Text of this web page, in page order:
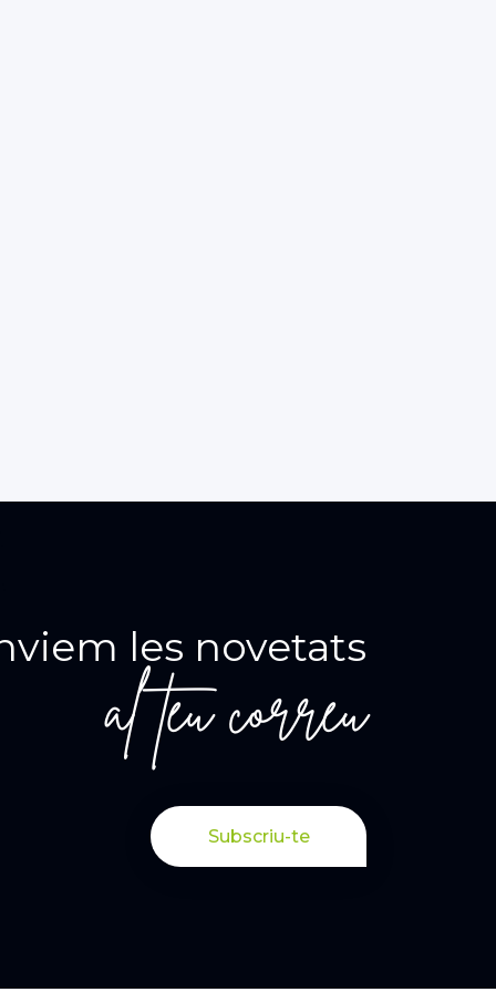
les novetats
al teu correu
Subscriu-te